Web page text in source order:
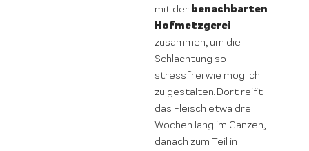
mit der benachbarten
Hofmetzgerei
zusammen, um die
Schlachtung so
stressfrei wie möglich
zu gestalten. Dort reift
das Fleisch etwa drei
Wochen lang im Ganzen,
danach zum Teil in